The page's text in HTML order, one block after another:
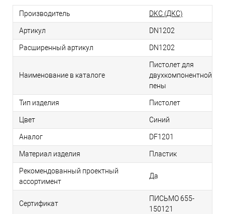
Производитель DKC (ДКС)
Артикул DN1202
Расширенный артикул DN1202
Наименование в каталоге
Пистолет для
двухкомпонентной
пены
Тип изделия Пистолет
Цвет Синий
Аналог DF1201
Материал изделия Пластик
Рекомендованный проектный
ассортимент
Да
Сертификат
ПИСЬМО 655-
150121